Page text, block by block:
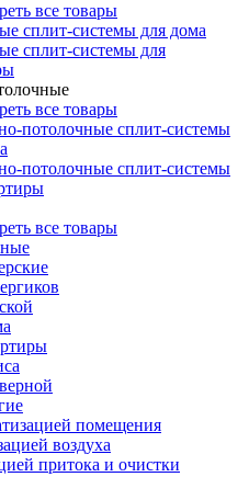
все товары
сплит-системы для дома
сплит-системы для
все товары
потолочные сплит-системы
потолочные сплит-системы
все товары
помещения
воздуха
притока и очистки